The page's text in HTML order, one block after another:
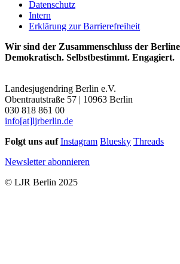
Datenschutz
Intern
Erklärung zur Barrierefreiheit
Wir sind der Zusammenschluss der
Demokratisch. Selbstbestimmt. Engagiert.
Landesjugendring Berlin e.V.
Obentrautstraße 57 | 10963 Berlin
030 818 861 00
info[at]ljrberlin.de
Folgt uns auf Instagram Bluesky Threads
Newsletter abonnieren
© LJR Berlin 2025